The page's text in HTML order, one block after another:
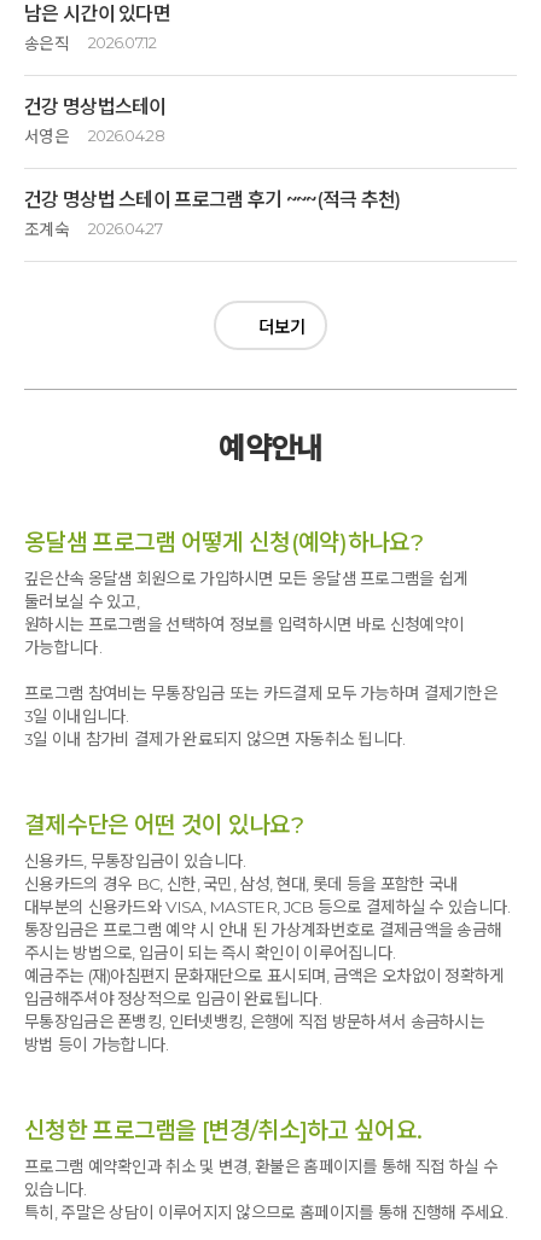
몸의 균형찾기
통나무이완명상, 건강체조 등
모든 프로그램 이 모두 좋았습니다 ~
밥도 맛있고
중간에 울리는
멈춤의 종소리도 인상적이었습니다 ~
좋은 프로그램 공유하고 싶습니다~
꼭 한번 체험해 보세요 ~
잘 선택했다고 느끼게 되리라 확신합니다 ~
지금의 나를 알고
남은 삶을 행복하게 살아가도록
숨, 영양소, 에너지가 필요함을 인지시켜
주었습니다 ~
삼토시, 소리명상 등 다양하게
깊은 호흡을 할 수 있도록 지도해 주십니다 ~
통나무이완명상, 건강체조로 몸을 이완시켜 줘서 힐링의 시간이었습니다 ~
명상차담시간에는
노인이 아닌 어르신이 되어야 한다는
질문을 하면 정성가득담긴 답변에 감동받았습니다 ~
사람을 살리는 웰빙 밥상도 힐링의 시간이고
스파도 힐링 입니다 ~꼭 한번 체험해 보세요~
김부겸선생님감좋은 기회 주셔서감사합니다 ~
남은 시간이 있다면
송은직 2026.07.12
10년만에 방문한 깊은산속 옹달샘은 너무 좋았습니다.
스파와 찜질방, 책방과 도서관 등
너무 잘 꾸며놓으셨습니다.
명상 프로그램도 잘 들었습니다.
어차피 명상 시간이라는 것에 가득 차 있는데
남은 시간 뭘 더 얘기 안해도 괜찮을 듯 합니다.
운영하시느라 고생 많으셨습니다.
또 오겠습니다.
건강 명상법스테이
서영은 2026.04.28
아름다운 꽃들이 천지에 피어있고 하루종일 뻐꾹새의 새소리 찬란한 햇빛...
주어진 환경과 깔끔하고 예쁜숙소.자극적이지않고 정성이 가득한 세끼의
한마디로 여유롭고 평안한 1박2일이였어요. 프로그램 하면서 살랑이는
봄바람을 느끼며 온몸을 활짝 펼치고 누워있는 상쾌함, 들숨날숨.복식호흡.
흉식호흡을하며 하나씩 익혀나가는 선무도.소리명상.등등 맘 속
지어지더라구요. 이번 프로그램은 봄.여름.가을.겨울 4번 진행된다고해요.
건강 명상법 스테이 프로그램 후기 ~~~(적극 추천)
조계숙 2026.04.27
산속 옹달샘 이라는 곳을 운영하고 있는지는 몰랐다.
작년 겨울 언니네 일가족이 이곳을 조용히 다녀왔는데 정말
검색해 보니 예약해서 선착순 인원을 받는 프로그램.
음식을 먹으면서 깜짝 놀라고 진정한 쉼이 될 거라고 만 안내했다.
예약하러 들어가니 건강명상 스테이가 떴다.
그러나 명상이라는 단어는 여기저기에 문구를 봤어도 그것이
무엇인지? 무얼 하는지? 어떻게 이뤄지고 어떤 영향을
주는지?관심이 1도 없었고 명상이라는 것을 하기 위해 시간과
돈을 사용하는 것은 아깝다는 생각이 몇 년 전까지 참 팽배하게
있었다. 언니네 가정도 누구보다 독실한 기독교 가정이고 나 역시
생각했다.
알아보지도 경험하지 않고 생각한 나의 오만과 편견을 깨주는
시간.
일단 이곳은 깊은 산속에 토끼가 물만 먹고 가도 내일에 대한
염려, 부족함을 느끼거나 비교하고 경쟁할 것이 없다.
조용하고 여유로움, 한가로움, 그리고 자연과 조화로움, 감사
그리고 아름다움이 가득한 곳이었다.
주시는 분이 계셨다. 짐을 조금 가볍게 하기 위해 잠시 맡기고
주변을 살짝 산책 후 근처 맛집을 검색해 점심을 먹고 깊은 산속
옹달샘에 있는 카페에 들렀다.
더보기
예약안내
옹달샘 프로그램 어떻게 신청(예약)하나요?
깊은산속 옹달샘 회원으로 가입하시면 모든 옹달샘 프로그램을 쉽게
둘러보실 수 있고,
원하시는 프로그램을 선택하여 정보를 입력하시면 바로 신청예약이
가능합니다.
프로그램 참여비는 무통장입금 또는 카드결제 모두 가능하며 결제기한은
3일 이내입니다.
3일 이내 참가비 결제가 완료되지 않으면 자동취소 됩니다.
결제수단은 어떤 것이 있나요?
신용카드, 무통장입금이 있습니다.
신용카드의 경우 BC, 신한, 국민, 삼성, 현대, 롯데 등을 포함한 국내
대부분의 신용카드와 VISA, MASTER, JCB 등으로 결제하실 수 있습니다.
통장입금은 프로그램 예약 시 안내 된 가상계좌번호로 결제금액을 송금해
주시는 방법으로, 입금이 되는 즉시 확인이 이루어집니다.
예금주는 (재)아침편지 문화재단으로 표시되며, 금액은 오차없이 정확하게
입금해주셔야 정상적으로 입금이 완료됩니다.
무통장입금은 폰뱅킹, 인터넷뱅킹, 은행에 직접 방문하셔서 송금하시는
방법 등이 가능합니다.
신청한 프로그램을 [변경/취소]하고 싶어요.
프로그램 예약확인과 취소 및 변경, 환불은 홈페이지를 통해 직접 하실 수
있습니다.
특히, 주말은 상담이 이루어지지 않으므로 홈페이지를 통해 진행해 주세요.